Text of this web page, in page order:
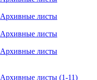
Архивные листы
Архивные листы
Архивные листы
Архивные листы (1-11)